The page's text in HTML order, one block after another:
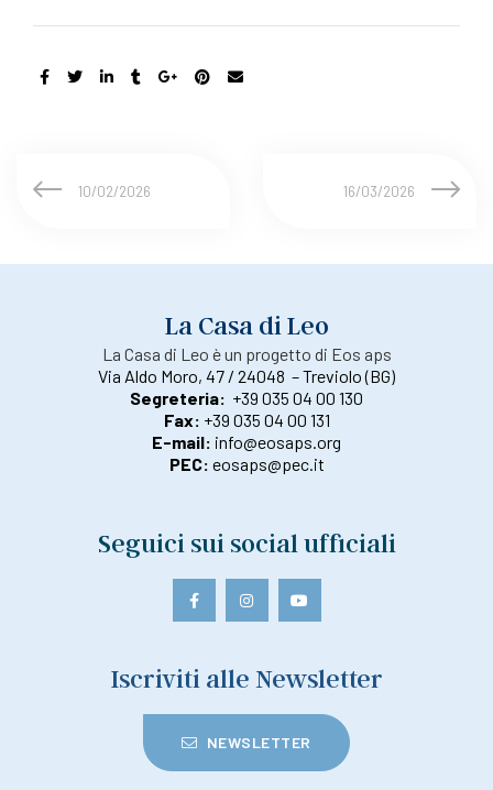
10/02/2026 16/03/2026
La Casa di Leo
La Casa di Leo è un progetto di Eos aps
Via Aldo Moro, 47 / 24048 – Treviolo (BG)
Segreteria: +39 035 04 00 130
Fax: +39 035 04 00 131
E-mail: info@eosaps.org
PEC: eosaps@pec.it
Seguici sui social ufficiali
Iscriviti alle Newsletter
NEWSLETTER